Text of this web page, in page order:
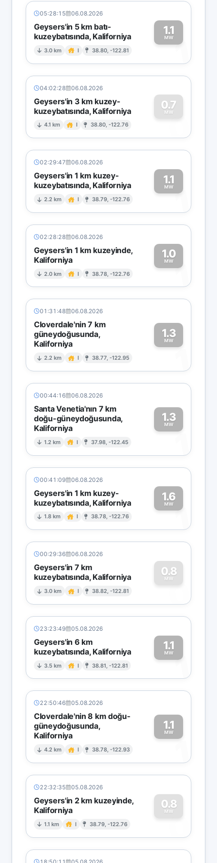
05:28:15 06.08.2026
Geysers'in 5 km batı-
kuzeybatısında, Kaliforniya
3.0 km I 38.80, -122.81
1.1
MW1
04:02:28 06.08.2026
Geysers'in 3 km kuzey-
kuzeybatısında, Kaliforniya
4.1 km I 38.80, -122.76
0.7
MW
0
02:29:47 06.08.2026
Geysers'in 1 km kuzey-
kuzeybatısında, Kaliforniya
2.2 km I 38.79, -122.76
1.1
MW1
02:28:28 06.08.2026
Geysers'in 1 km kuzeyinde,
Kaliforniya
2.0 km I 38.78, -122.76
1.0
MW1
01:31:48 06.08.2026
Cloverdale'nin 7 km
güneydoğusunda,
Kaliforniya
2.2 km I 38.77, -122.95
1.3
MW
1
00:44:16 06.08.2026
Santa Venetia'nın 7 km
doğu-güneydoğusunda,
Kaliforniya
1.2 km I 37.98, -122.45
1.3
MW
1
00:41:09 06.08.2026
Geysers'in 1 km kuzey-
kuzeybatısında, Kaliforniya
1.8 km I 38.78, -122.76
1.6
MW1
00:29:36 06.08.2026
Geysers'in 7 km
kuzeybatısında, Kaliforniya
3.0 km I 38.82, -122.81
0.8
MW
0
23:23:49 05.08.2026
Geysers'in 6 km
kuzeybatısında, Kaliforniya
3.5 km I 38.81, -122.81
1.1
MW1
22:50:46 05.08.2026
Cloverdale'nin 8 km doğu-
güneydoğusunda,
Kaliforniya
4.2 km I 38.78, -122.93
1.1
MW
1
22:32:35 05.08.2026
Geysers'in 2 km kuzeyinde,
Kaliforniya
1.1 km I 38.79, -122.76
0.8
MW
0